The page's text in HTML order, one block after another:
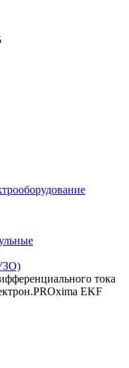
тока
EKF